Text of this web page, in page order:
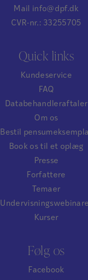
Mail info@dpf.dk
CVR-nr.: 33255705
Quick links
Kundeservice
FAQ
Databehandleraftaler
Om os
Bestil
Book os til et oplæg
Presse
Forfattere
Temaer
Kurser
Følg os
Facebook